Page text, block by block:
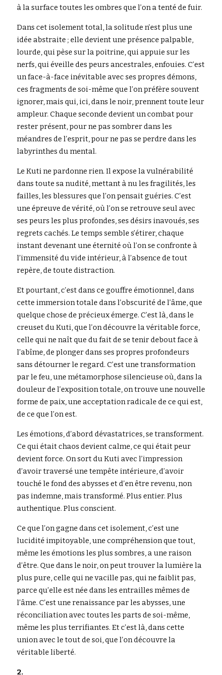
à la surface toutes les ombres que l’on a tenté de fuir.
Dans cet isolement total, la solitude n’est plus une
idée abstraite ; elle devient une présence palpable,
lourde, qui pèse sur la poitrine, qui appuie sur les
nerfs, qui éveille des peurs ancestrales, enfouies. C’est
un face-à-face inévitable avec ses propres démons,
ces fragments de soi-même que l’on préfère souvent
ignorer, mais qui, ici, dans le noir, prennent toute leur
ampleur. Chaque seconde devient un combat pour
rester présent, pour ne pas sombrer dans les
méandres de l’esprit, pour ne pas se perdre dans les
labyrinthes du mental.
Le Kuti ne pardonne rien. Il expose la vulnérabilité
dans toute sa nudité, mettant à nu les fragilités, les
failles, les blessures que l’on pensait guéries. C’est
une épreuve de vérité, où l’on se retrouve seul avec
ses peurs les plus profondes, ses désirs inavoués, ses
regrets cachés. Le temps semble s’étirer, chaque
instant devenant une éternité où l’on se confronte à
l’immensité du vide intérieur, à l’absence de tout
repère, de toute distraction.
Et pourtant, c’est dans ce gouffre émotionnel, dans
cette immersion totale dans l’obscurité de l’âme, que
quelque chose de précieux émerge. C’est là, dans le
creuset du Kuti, que l’on découvre la véritable force,
celle qui ne naît que du fait de se tenir debout face à
l’abîme, de plonger dans ses propres profondeurs
sans détourner le regard. C’est une transformation
par le feu, une métamorphose silencieuse où, dans la
douleur de l’exposition totale, on trouve une nouvelle
forme de paix, une acceptation radicale de ce qui est,
de ce que l’on est.
Les émotions, d’abord dévastatrices, se transforment.
Ce qui était chaos devient calme, ce qui était peur
devient force. On sort du Kuti avec l’impression
d’avoir traversé une tempête intérieure, d’avoir
touché le fond des abysses et d’en être revenu, non
pas indemne, mais transformé. Plus entier. Plus
authentique. Plus conscient.
Ce que l’on gagne dans cet isolement, c’est une
lucidité impitoyable, une compréhension que tout,
même les émotions les plus sombres, a une raison
d’être. Que dans le noir, on peut trouver la lumière la
plus pure, celle qui ne vacille pas, qui ne faiblit pas,
parce qu’elle est née dans les entrailles mêmes de
l’âme. C’est une renaissance par les abysses, une
réconciliation avec toutes les parts de soi-même,
même les plus terrifiantes. Et c’est là, dans cette
union avec le tout de soi, que l’on découvre la
véritable liberté.
2.